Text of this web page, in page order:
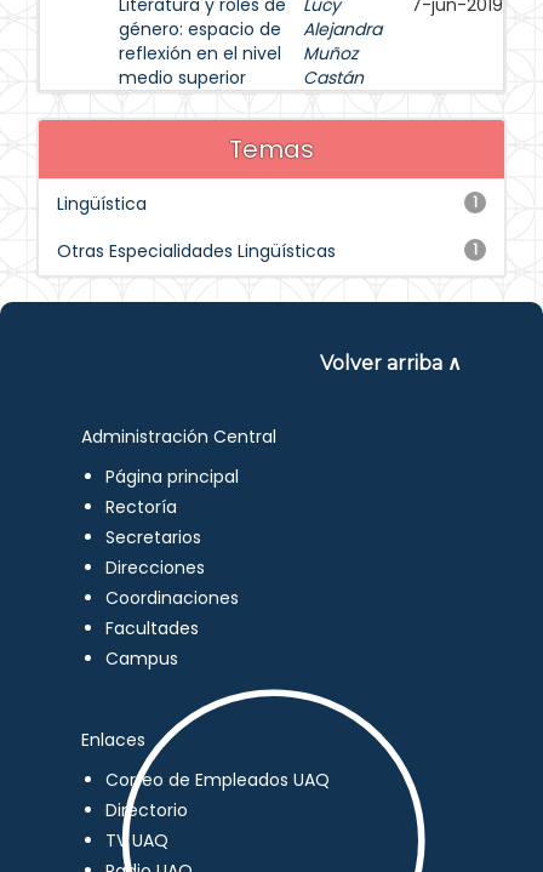
Literatura y roles de
género: espacio de
reflexión en el nivel
medio superior
Lucy
Alejandra
Muñoz
Castán
7-jun-2019
Temas
1
Lingüística
1
Otras Especialidades Lingüísticas
Volver arriba ∧
Administración Central
Página principal
Rectoría
Secretarios
Direcciones
Coordinaciones
Facultades
Campus
Enlaces
Correo de Empleados UAQ
Directorio
TV UAQ